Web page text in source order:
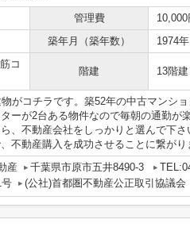
管理費
10,000
築年月（築年数） 1974
コ
階建 13階建
がコチラです。築52年の中古マンシ
ーが2台ある物件なので毎朝の通勤が
、不動産会社をしっかりと選んで下
不動産購入を成功させることに繋がり
産 千葉県市原市五井8490-3
(公社)首都圏不動産公正取引協議会